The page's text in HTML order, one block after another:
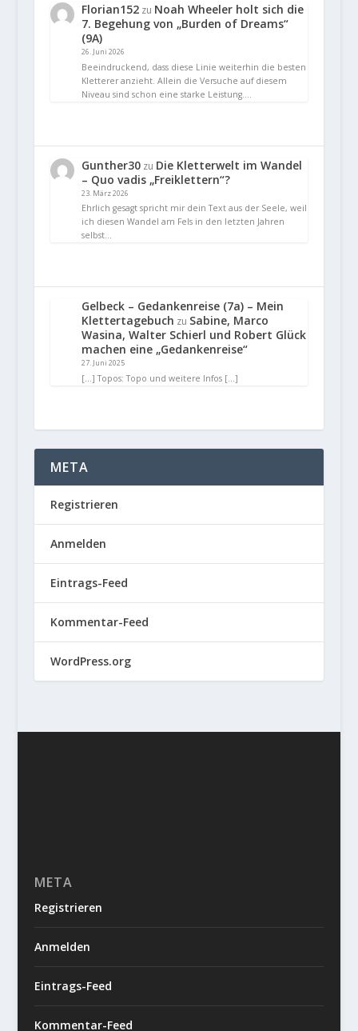
Florian152zu Noah Wheeler holt sich die
7. Begehung von „Burden of Dreams“
(9A)
26. Juni 2026
Beeindruckend, dass diese Linie weiterhin die besten
Kletterer anzieht. Allein die Versuche auf diesem
Niveau sind schon eine starke Leistung.…
Gunther30zu Die Kletterwelt im Wandel
– Quo vadis „Freiklettern“?
23. März 2026
Ehrlich gesagt spricht mir dein Text aus der Seele, weil
ich diesen Wandel am Fels in den letzten Jahren
selbst…
Gelbeck – Gedankenreise (7a) – Mein
Klettertagebuch zu Sabine, Marco
Wasina, Walter Schierl und Robert Glück
machen eine „Gedankenreise“
27. Juni 2025
[…] Topos: Topo und weitere Infos […]
META
Registrieren
Anmelden
Eintrags-Feed
Kommentar-Feed
WordPress.org
META
Registrieren
Anmelden
Eintrags-Feed
Kommentar-Feed